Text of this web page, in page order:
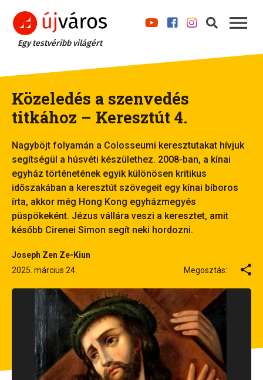
Egy testvéribb világért
Közeledés a szenvedés
titkához – Keresztút 4.
Nagyböjt folyamán a Colosseumi keresztutakat hívjuk
segítségül a húsvéti készülethez. 2008-ban, a kínai
egyház történetének egyik különösen kritikus
időszakában a keresztút szövegeit egy kínai bíboros
írta, akkor még Hong Kong egyházmegyés
püspökeként. Jézus vállára veszi a keresztet, amit
később Cirenei Simon segít neki hordozni.
Joseph Zen Ze-Kiun
2025. március 24.
Megosztás: